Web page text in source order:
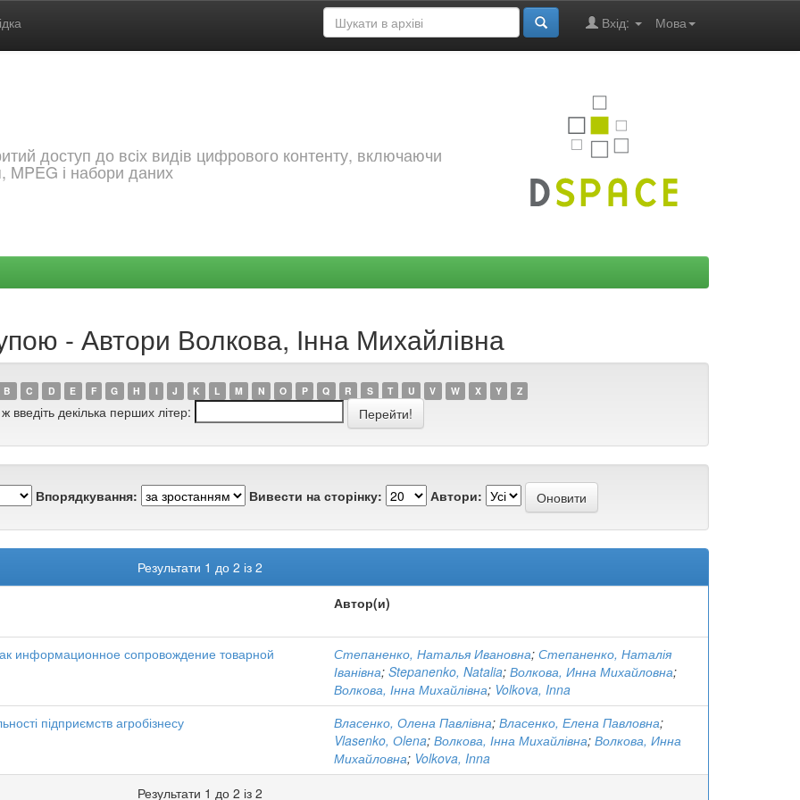
Мова
Вхід:
доступ до всіх видів цифрового контенту, включаючи
MPEG і набори даних
- Автори Волкова, Інна Михайлівна
B C D E F G H I J K L M N O P Q R S T U V W X Y Z
введіть декілька перших літер:
Впорядкування: Вивести на сторінку: Автори:
Результати 1 до 2 із 2
Автор(и)
информационное сопровождение товарной
Степаненко, Наталья Ивановна; Степаненко, Наталія
Іванівна; Stepanenko, Natalia; Волкова, Инна Михайловна;
Волкова, Інна Михайлівна; Volkova, Inna
підприємств агробізнесу Власенко, Олена Павлівна; Власенко, Елена Павловна;
Vlasenko, Оlena; Волкова, Інна Михайлівна; Волкова, Инна
Михайловна; Volkova, Inna
Результати 1 до 2 із 2